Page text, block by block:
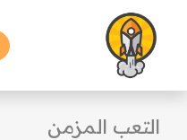
التعب المزمن